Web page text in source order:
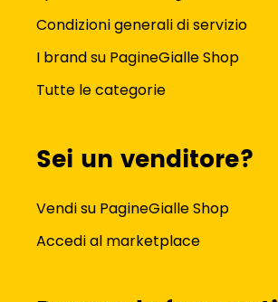
Condizioni generali di servizio
I brand su PagineGialle Shop
Tutte le categorie
Sei un venditore?
Vendi su PagineGialle Shop
Accedi al marketplace